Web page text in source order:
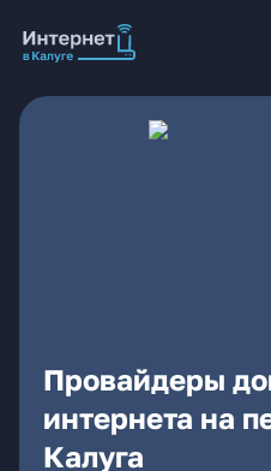
Провайдеры
интернета на
Калуга